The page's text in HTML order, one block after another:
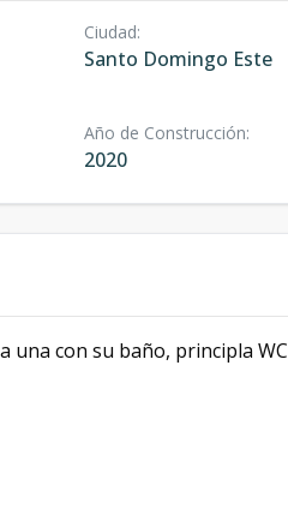
Ciudad:
Santo Domingo Este
Año de Construcción:
2020
una con su baño, principla WC